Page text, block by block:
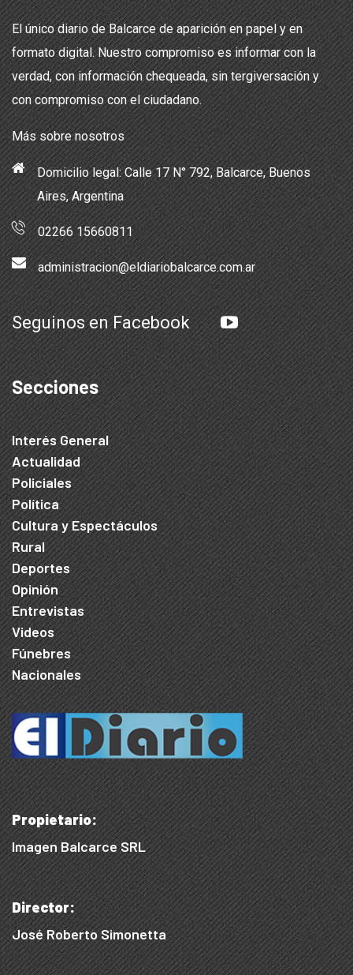
El único diario de Balcarce de aparición en papel y en
formato digital. Nuestro compromiso es informar con la
verdad, con información chequeada, sin tergiversación y
con compromiso con el ciudadano.
Más sobre nosotros
Domicilio legal: Calle 17 N° 792, Balcarce, Buenos
Aires, Argentina
02266 15660811
administracion@eldiariobalcarce.com.ar
Seguinos en Facebook
Secciones
Interés General
Actualidad
Policiales
Política
Cultura y Espectáculos
Rural
Deportes
Opinión
Entrevistas
Videos
Fúnebres
Nacionales
Propietario:
Imagen Balcarce SRL
Director:
José Roberto Simonetta